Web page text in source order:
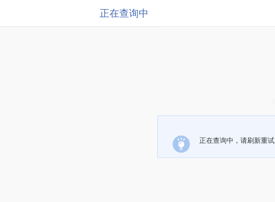
正在查询中
正在查询中，请刷新重试